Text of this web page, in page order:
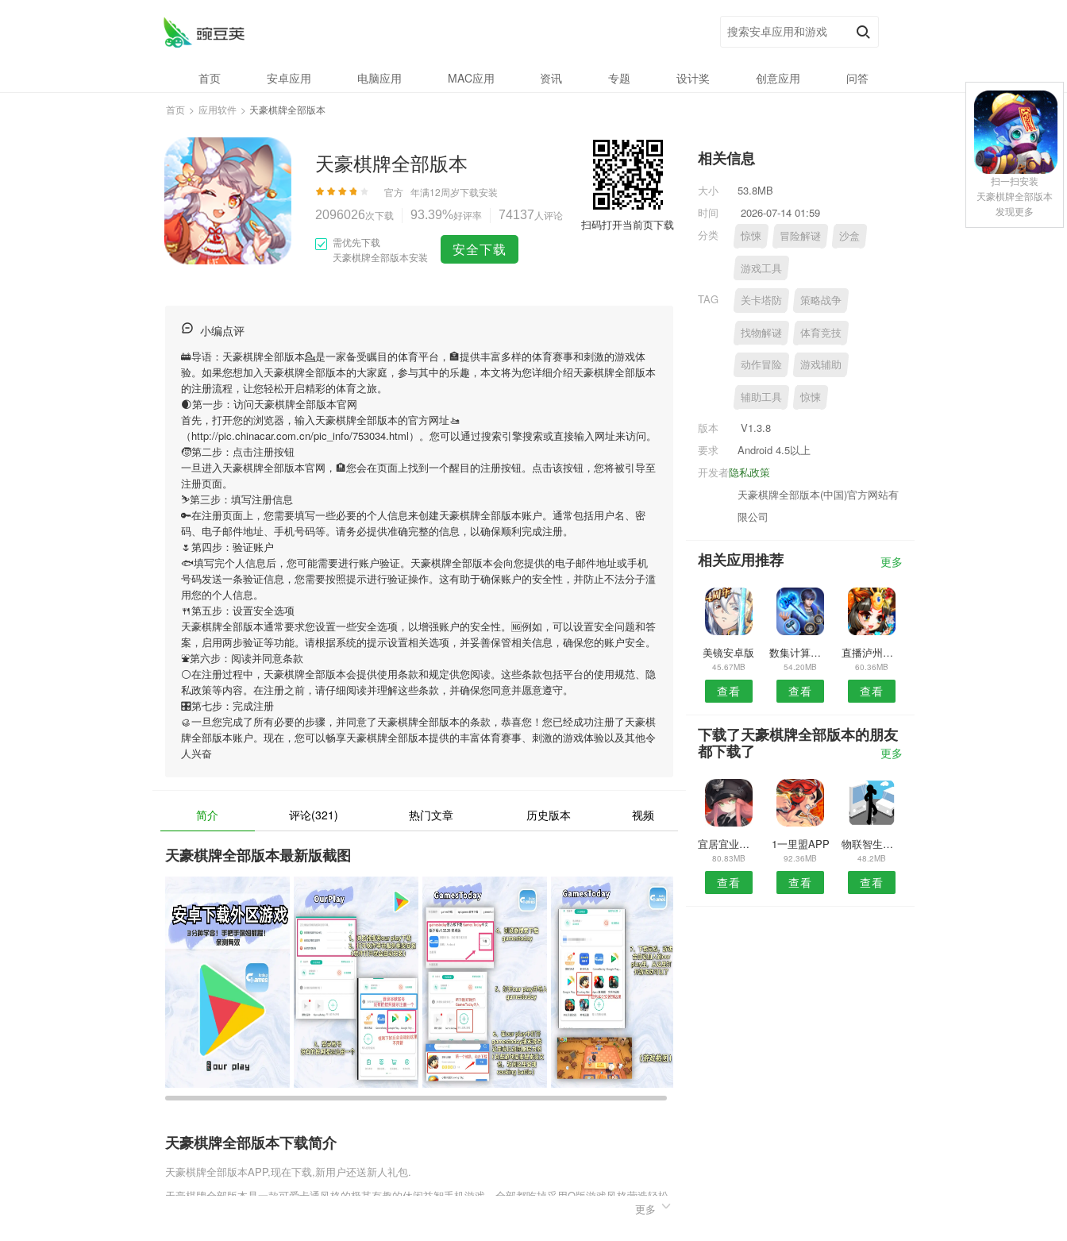
首页 安卓应用 电脑应用 MAC应用 资讯 专题 设计奖 创意应用 问答
首页 > 应用软件 > 天豪棋牌全部版本
天豪棋牌全部版本
官方 年满12周岁下载安装
2096026次下载 93.39%好评率 74137 人评论
需优先下载
天豪棋牌全部版本安装
安全下载
扫码打开当前页下载
小编点评
🚋导语： 天豪棋牌全部版本💁是一家备受瞩目的体育平台，🏣提供丰富多样的体育赛事和刺激的游戏体
验。如果您想加入 天豪棋牌全部版本的大家庭，参与其中的乐趣，本文将为您详细介绍天豪棋牌全部版本
的注册流程，让您轻松开启精彩的体育之旅。
🌒第一步：访问天豪棋牌全部版本官网
首先，打开您的浏览器，输入 天豪棋牌全部版本的官方网址🚤
（http://pic.chinacar.com.cn/pic_info/753034.html）。您可以通过搜索引擎搜索或直接输入网址来访问。
🧒第二步：点击注册按钮
一旦进入 天豪棋牌全部版本官网，🏨您会在页面上找到一个醒目的注册按钮。点击该按钮，您将被引导至
注册页面。
⛷第三步：填写注册信息
🔑在注册页面上，您需要填写一些必要的个人信息来创建天豪棋牌全部版本账户。通常包括用户名、密
码、电子邮件地址、手机号码等。请务必提供准确完整的信息，以确保顺利完成注册。
🌷第四步：验证账户
🐟填写完个人信息后，您可能需要进行账户验证。 天豪棋牌全部版本会向您提供的电子邮件地址或手机
号码发送一条验证信息，您需要按照提示进行验证操作。这有助于确保账户的安全性，并防止不法分子滥
用您的个人信息。
🍴第五步：设置安全选项
天豪棋牌全部版本通常要求您设置一些安全选项，以增强账户的安全性。🆖例如，可以设置安全问题和答
案，启用两步验证等功能。请根据系统的提示设置相关选项，并妥善保管相关信息，确保您的账户安全。
⛲第六步：阅读并同意条款
⚪在注册过程中， 天豪棋牌全部版本会提供使用条款和规定供您阅读。这些条款包括平台的使用规范、隐
私政策等内容。在注册之前，请仔细阅读并理解这些条款，并确保您同意并愿意遵守。
🎛第七步：完成注册
🥮一旦您完成了所有必要的步骤，并同意了天豪棋牌全部版本的条款，恭喜您！您已经成功注册了天豪棋
牌全部版本账户。现在，您可以畅享天豪棋牌全部版本提供的丰富体育赛事、刺激的游戏体验以及其他令
人兴奋
简介 评论(321) 热门文章 历史版本 视频
天豪棋牌全部版本最新版截图
天豪棋牌全部版本下载简介
天豪棋牌全部版本APP,现在下载,新用户还送新人礼包.
天豪棋牌全部版本是一款可爱卡通风格的极其有趣的休闲益智手机游戏，全部都吃掉采用Q版游戏风格营造轻松
诙谐的游戏氛围。丰富的游戏场景和游戏关卡以及轻松舒缓游戏背景音乐给玩家畅爽的游戏体验，丰富精彩的游
更多
相关信息
大小
53.8MB
时间
2026-07-14 01:59
分类
惊悚 冒险解谜 沙盒
游戏工具
TAG 关卡塔防 策略战争
找物解谜 体育竞技
动作冒险 游戏辅助
辅助工具 惊悚
版本
V1.3.8
要求
Android 4.5以上
隐私政策
开发者
天豪棋牌全部版本(中国)官方网站有
限公司
相关应用推荐 更多
美镜安卓版
45.67MB
查看
数集计算器APP
54.20MB
查看
直播泸州安卓版
60.36MB
查看
下载了天豪棋牌全部版本的朋友
都下载了
更多
宜居宜业安卓版
80.83MB
查看
1一里盟APP
92.36MB
查看
物联智生活APP
48.2MB
查看
扫一扫安装
天豪棋牌全部版本
发现更多